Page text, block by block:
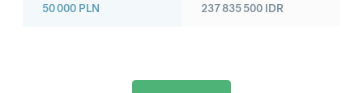
50 000 PLN 237 835 500 IDR